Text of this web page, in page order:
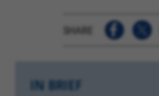
IN BRIEF
SHARE